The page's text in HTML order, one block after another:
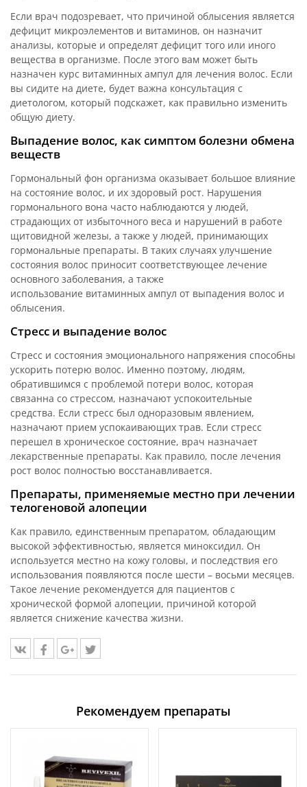
Если врач подозревает, что причиной облысения является
дефицит микроэлементов и витаминов, он назначит
анализы, которые и определят дефицит того или иного
вещества в организме. После этого вам может быть
назначен курс витаминных ампул для лечения волос. Если
вы сидите на диете, будет важна консультация с
диетологом, который подскажет, как правильно изменить
общую диету.
Выпадение волос, как симптом болезни обмена
веществ
Гормональный фон организма оказывает большое влияние
на состояние волос, и их здоровый рост. Нарушения
гормонального вона часто наблюдаются у людей,
страдающих от избыточного веса и нарушений в работе
щитовидной железы, а также у людей, принимающих
гормональные препараты. В таких случаях улучшение
состояния волос приносит соответствующее лечение
основного заболевания, а также
использование витаминных ампул от выпадения волос и
облысения.
Стресс и выпадение волос
Стресс и состояния эмоционального напряжения способны
ускорить потерю волос. Именно поэтому, людям,
обратившимся с проблемой потери волос, которая
связанна со стрессом, назначают успокоительные
средства. Если стресс был одноразовым явлением,
назначают прием успокаивающих трав. Если стресс
перешел в хроническое состояние, врач назначает
лекарственные препараты. Как правило, после лечения
рост волос полностью восстанавливается.
Препараты, применяемые местно при лечении
телогеновой алопеции
Как правило, единственным препаратом, обладающим
высокой эффективностью, является миноксидил. Он
используется местно на кожу головы, и последствия его
использования появляются после шести – восьми месяцев.
Такое лечение рекомендуется для пациентов с
хронической формой алопеции, причиной которой
является снижение качества жизни.
Рекомендуем препараты